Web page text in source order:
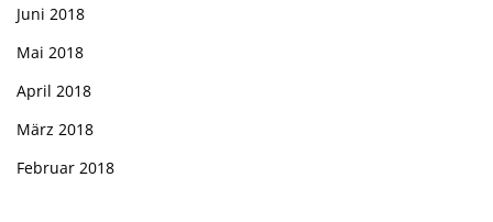
Juni 2018
Mai 2018
April 2018
März 2018
Februar 2018